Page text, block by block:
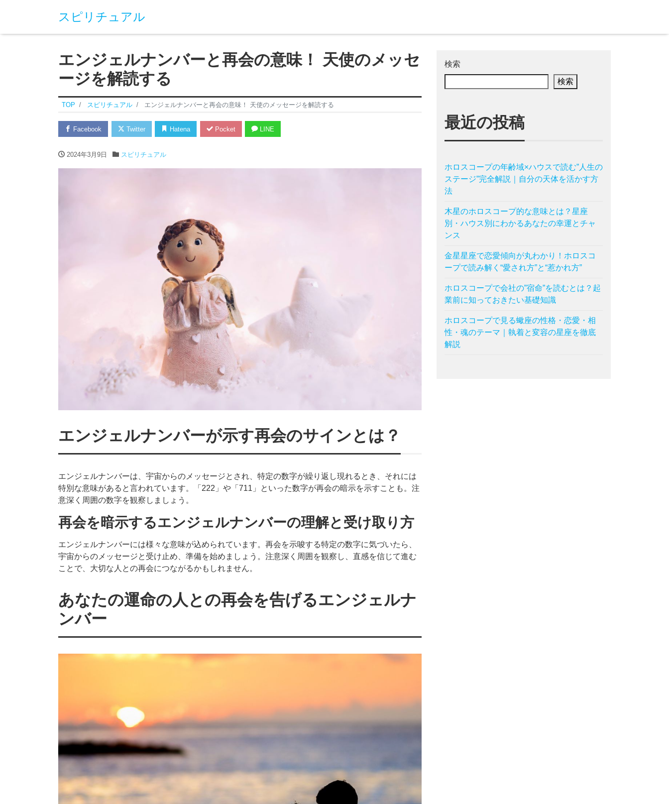
スピリチュアル
エンジェルナンバーと再会の意味！ 天使のメッセ
ージを解読する
TOP スピリチュアル エンジェルナンバーと再会の意味！ 天使のメッセージを解読する
Facebook Twitter Hatena Pocket LINE
2024年3月9日 スピリチュアル
エンジェルナンバーが示す再会のサインとは？
エンジェルナンバーは、宇宙からのメッセージとされ、特定の数字が繰り返し現れるとき、それには
特別な意味があると言われています。「222」や「711」といった数字が再会の暗示を示すことも。注
意深く周囲の数字を観察しましょう。
再会を暗示するエンジェルナンバーの理解と受け取り方
エンジェルナンバーには様々な意味が込められています。再会を示唆する特定の数字に気づいたら、
宇宙からのメッセージと受け止め、準備を始めましょう。注意深く周囲を観察し、直感を信じて進む
ことで、大切な人との再会につながるかもしれません。
あなたの運命の人との再会を告げるエンジェルナ
ンバー
検索
検索
最近の投稿
ホロスコープの年齢域×ハウスで読む”人生の
ステージ”完全解説｜自分の天体を活かす方
法
木星のホロスコープ的な意味とは？星座
別・ハウス別にわかるあなたの幸運とチャ
ンス
金星星座で恋愛傾向が丸わかり！ホロスコ
ープで読み解く“愛され方”と“惹かれ方”
ホロスコープで会社の”宿命”を読むとは？起
業前に知っておきたい基礎知識
ホロスコープで見る蠍座の性格・恋愛・相
性・魂のテーマ｜執着と変容の星座を徹底
解説